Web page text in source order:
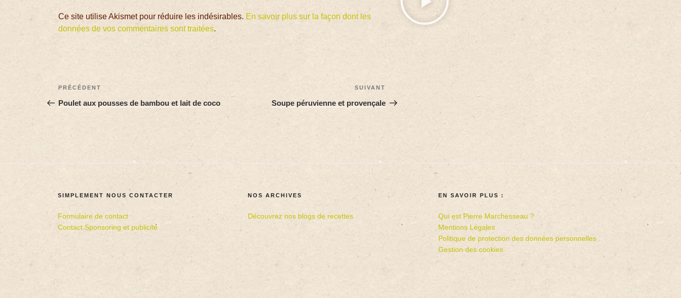
Ce site utilise Akismet pour réduire les indésirables. En savoir plus sur la façon dont les
données de vos commentaires sont traitées.
PRÉCÉDENT
Poulet aux pousses de bambou et lait de coco
SUIVANT
Soupe péruvienne et provençale
SIMPLEMENT NOUS CONTACTER
Formulaire de contact
Contact Sponsoring et publicité
NOS ARCHIVES
Découvrez nos blogs de recettes
EN SAVOIR PLUS :
Qui est Pierre Marchesseau ?
Mentions Légales
Politique de protection des données personnelles
Gestion des cookies